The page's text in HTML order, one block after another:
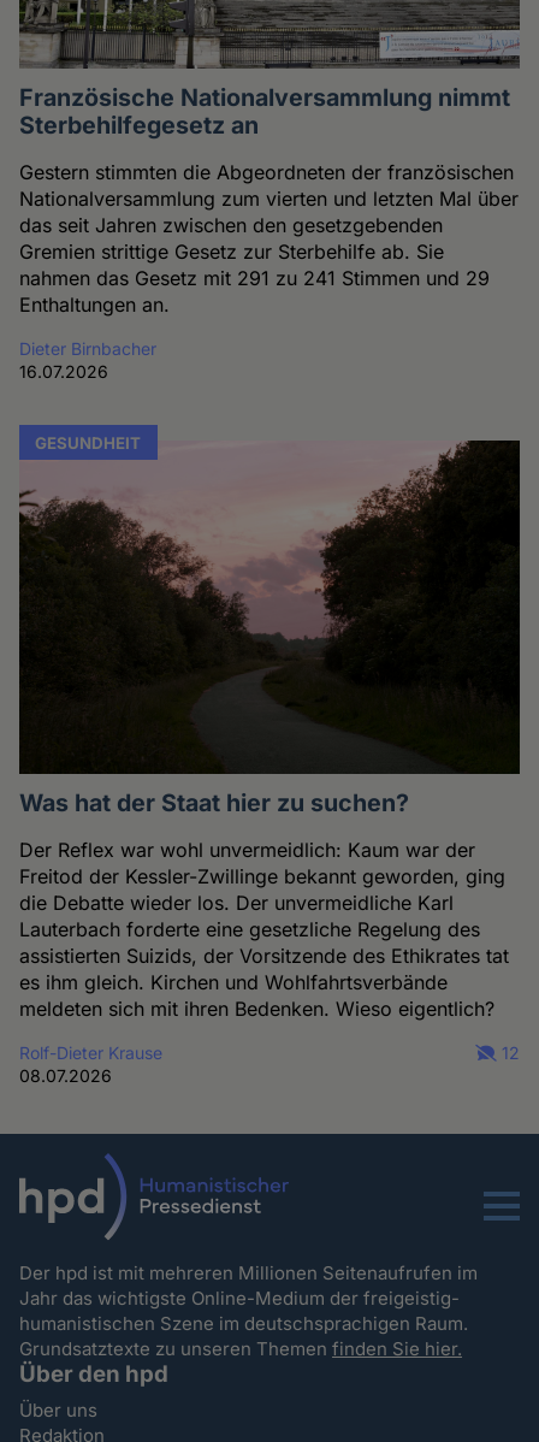
Französische Nationalversammlung nimmt
Sterbehilfegesetz an
Gestern stimmten die Abgeordneten der französischen
Nationalversammlung zum vierten und letzten Mal über
das seit Jahren zwischen den gesetzgebenden
Gremien strittige Gesetz zur Sterbehilfe ab. Sie
nahmen das Gesetz mit 291 zu 241 Stimmen und 29
Enthaltungen an.
Dieter Birnbacher
16.07.2026
GESUNDHEIT
Was hat der Staat hier zu suchen?
Der Reflex war wohl unvermeidlich: Kaum war der
Freitod der Kessler-Zwillinge bekannt geworden, ging
die Debatte wieder los. Der unvermeidliche Karl
Lauterbach forderte eine gesetzliche Regelung des
assistierten Suizids, der Vorsitzende des Ethikrates tat
es ihm gleich. Kirchen und Wohlfahrtsverbände
meldeten sich mit ihren Bedenken. Wieso eigentlich?
Rolf-Dieter Krause
08.07.2026
12
Menu
Der hpd ist mit mehreren Millionen Seitenaufrufen im
Jahr das wichtigste Online-Medium der freigeistig-
humanistischen Szene im deutschsprachigen Raum.
Grundsatztexte zu unseren Themenfinden Sie hier.
Über den hpd
Über uns
Redaktion